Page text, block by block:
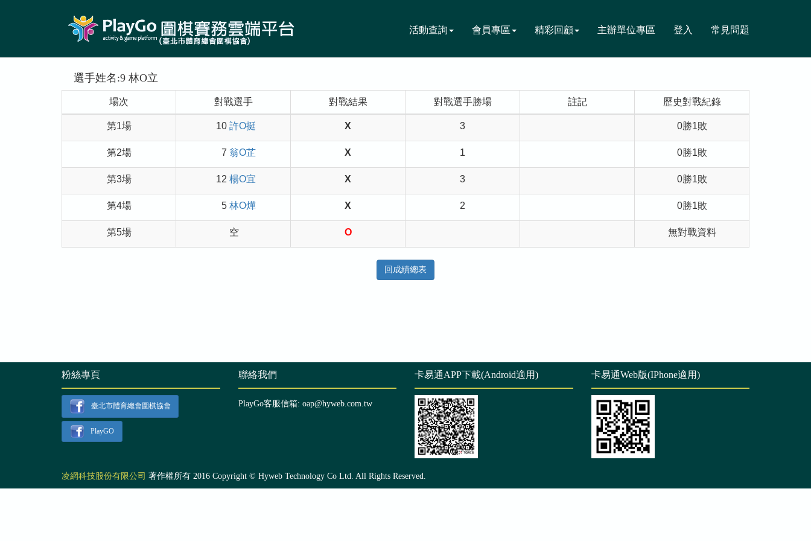
活動查詢 會員專區 精彩回顧 主辦單位專區 登入 常見問題
選手姓名:9 林O立
場次 對戰選手 對戰結果 對戰選手勝場 註記 歷史對戰紀錄
第1場 10 許O挺 X 3 0勝1敗
第2場 7 翁O芷 X 1 0勝1敗
第3場 12 楊O宜 X 3 0勝1敗
第4場 5 林O燁 X 2 0勝1敗
第5場 空 O 無對戰資料
回成績總表
粉絲專頁
臺北市體育總會圍棋協會
PlayGO
聯絡我們
PlayGo客服信箱: oap@hyweb.com.tw
卡易通APP下載(Android適用) 卡易通Web版(IPhone適用)
凌網科技股份有限公司 著作權所有 2016 Copyright © Hyweb Technology Co Ltd. All Rights Reserved.